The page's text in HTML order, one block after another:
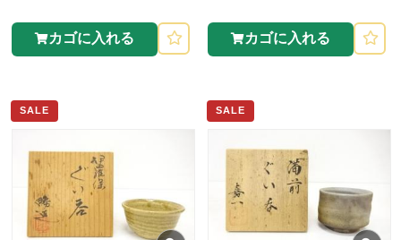
カゴに入れる カゴに入れる
SALE SALE